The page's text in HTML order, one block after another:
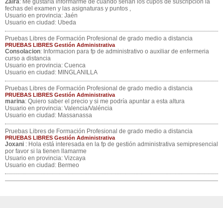
Zaira: Me gustaría informarme de cuando serian los cupos de suscripción la
fechas del examen y las asignaturas y puntos ,
Usuario en provincia: Jaén
Usuario en ciudad: Ubeda
Pruebas Libres de Formación Profesional de grado medio a distancia
PRUEBAS LIBRES Gestión Administrativa
Consolacion: Informacion para fp de administrativo o auxiliar de enfermeria
curso a distancia
Usuario en provincia: Cuenca
Usuario en ciudad: MINGLANILLA
Pruebas Libres de Formación Profesional de grado medio a distancia
PRUEBAS LIBRES Gestión Administrativa
marina: Quiero saber el precio y si me podría apuntar a esta altura
Usuario en provincia: Valencia/Valéncia
Usuario en ciudad: Massanassa
Pruebas Libres de Formación Profesional de grado medio a distancia
PRUEBAS LIBRES Gestión Administrativa
Joxani : Hola está interesada en la fp de gestión administrativa semipresencial
por favor si la tienen llamarme
Usuario en provincia: Vizcaya
Usuario en ciudad: Bermeo